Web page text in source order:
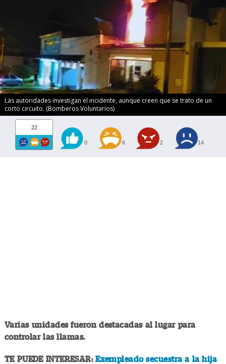
Las autoridades investigan el incidente, aunque creen que se trato de un
corto circuito. (Bomberos Voluntarios)
22
0 6 2 14
Varias unidades fueron destacadas al lugar para
controlar las llamas.
TE PUEDE INTERESAR:Exempleado secuestra a la hija